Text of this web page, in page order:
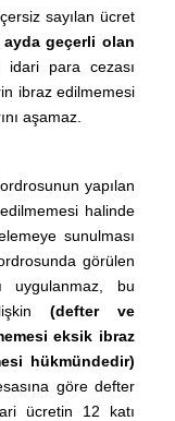
sayılan ücret
geçerli olan
idari para cezası
ibraz edilmemesi
aşamaz.
yapılan
halinde
sunulması
görülen
uygulanmaz, bu
(defter ve
eksik ibraz
hükmündedir)
göre defter
ücretin 12 katı